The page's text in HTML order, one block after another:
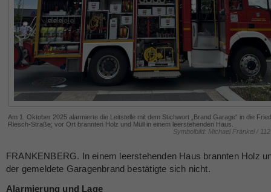
Am 1. Oktober 2025 alarmierte die Leitstelle mit dem Stichwort „Brand Garage“ in die
Riesch-Straße; vor Ort brannten Holz und Müll in einem leerstehenden Haus.
Symbolbild: Michael Fränkel /
FRANKENBERG. In einem leerstehenden Haus brannten Holz
der gemeldete Garagenbrand bestätigte sich nicht.
Alarmierung und Lage